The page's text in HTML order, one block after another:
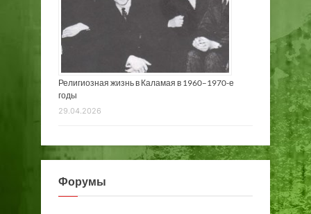
Религиозная жизнь в Каламая в 1960–1970-е
годы
29.04.2026
Форумы